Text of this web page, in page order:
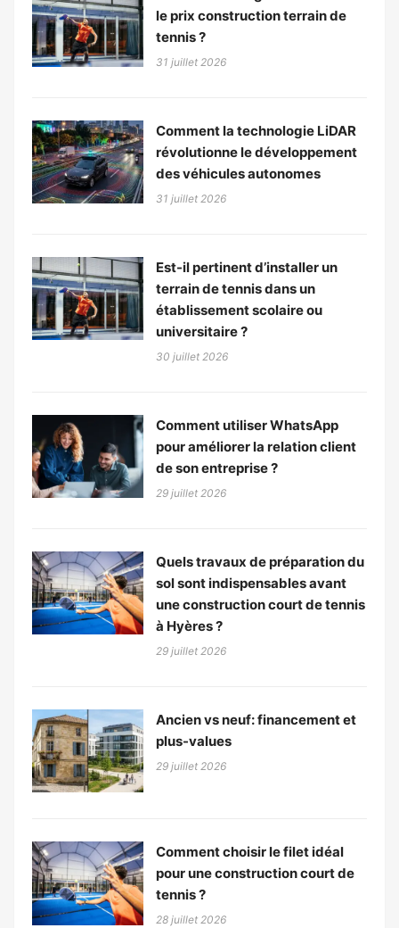
le prix construction terrain de
tennis ?
31 juillet 2026
Comment la technologie LiDAR
révolutionne le développement
des véhicules autonomes
31 juillet 2026
Est-il pertinent d’installer un
terrain de tennis dans un
établissement scolaire ou
universitaire ?
30 juillet 2026
Comment utiliser WhatsApp
pour améliorer la relation client
de son entreprise ?
29 juillet 2026
Quels travaux de préparation du
sol sont indispensables avant
une construction court de tennis
à Hyères ?
29 juillet 2026
Ancien vs neuf: financement et
plus-values
29 juillet 2026
Comment choisir le filet idéal
pour une construction court de
tennis ?
28 juillet 2026